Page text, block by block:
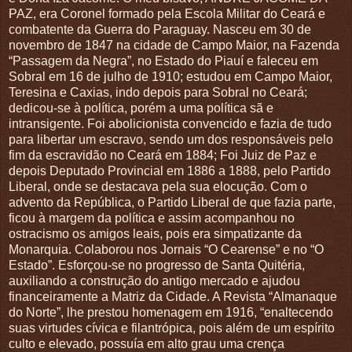
PAZ, era Coronel formado pela Escola Militar do Ceará e
combatente da Guerra do Paraguay. Nasceu em 30 de
novembro de 1847 na cidade de Campo Maior, na Fazenda
“Passagem da Negra”, no Estado do Piauí e faleceu em
Sobral em 16 de julho de 1910; estudou em Campo Maior,
Teresina e Caxias, indo depois para Sobral no Ceará;
dedicou-se à política, porém a uma política sã e
intransigente. Foi abolicionista convencido e fazia de tudo
para libertar um escravo, sendo um dos responsáveis pelo
fim da escravidão no Ceará em 1884; Foi Juiz de Paz e
depois Deputado Provincial em 1886 a 1888, pelo Partido
Liberal, onde se destacava pela sua elocução. Com o
advento da República, o Partido Liberal de que fazia parte,
ficou à margem da política e assim acompanhou no
ostracismo os amigos leais, pois era simpatizante da
Monarquia. Colaborou nos Jornais “O Cearense” e no “O
Estado”. Esforçou-se no progresso de Santa Quitéria,
auxiliando a construção do antigo mercado e ajudou
financeiramente a Matriz da Cidade. A Revista “Almanaque
do Norte”, lhe prestou homenagem em 1916, “enaltecendo
suas virtudes cívica e filantrópica, pois além de um espírito
culto e elevado, possuía em alto grau uma crença